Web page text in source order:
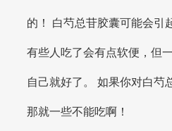
的！ 白芍总苷胶囊可能会引
有些人吃了会有点软便，但
自己就好了。 如果你对白芍
那就一些不能吃啊！